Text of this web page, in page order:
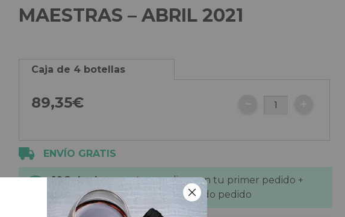
MAESTRAS – ABRIL 2021
Caja de 4 botellas
89,35€
ENVÍO GRATIS
10€ de descuentose aplican en tu primer pedido +
5€ de descuento
en tu segundo pedido